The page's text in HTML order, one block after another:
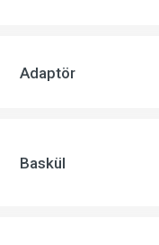
Adaptör
Baskül